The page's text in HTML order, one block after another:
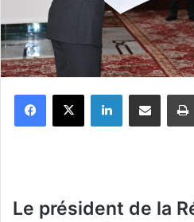
Le président de la